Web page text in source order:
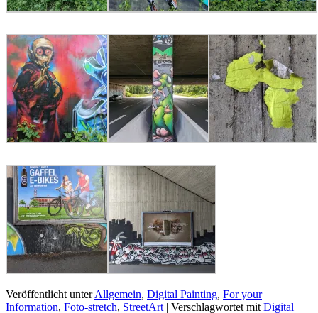
Veröffentlicht unter Allgemein, Digital Painting, For your
Information, Foto-stretch, StreetArt | Verschlagwortet mit Digital